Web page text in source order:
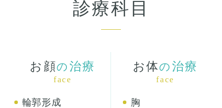
診療科目
お顔の 治療
face
輪郭形成
お体の 治療
face
胸